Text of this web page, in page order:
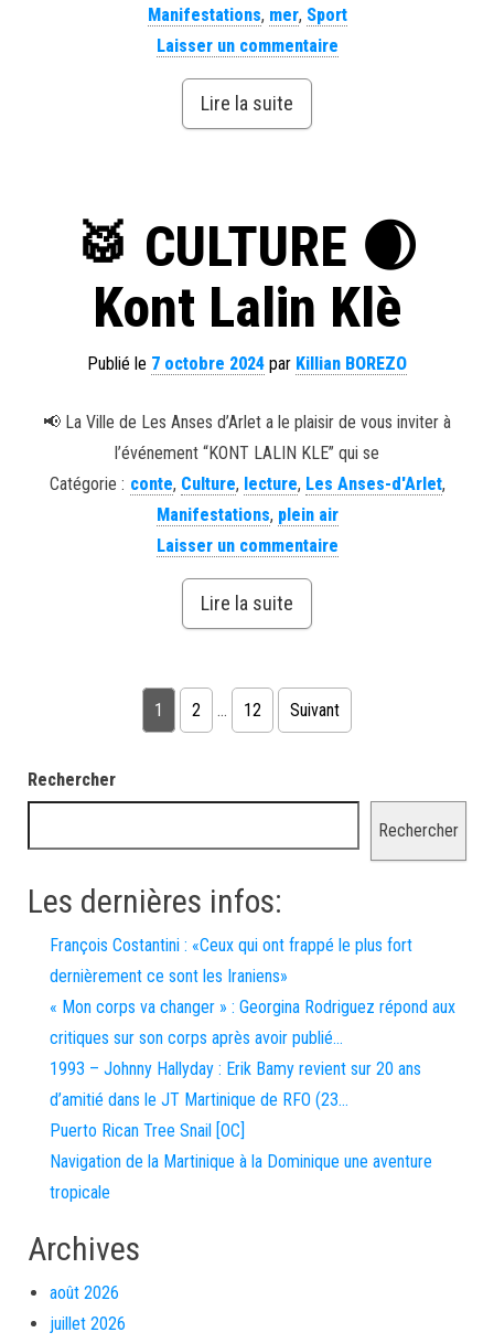
Manifestations, mer, Sport
Laisser un commentaire
Lire la suite
🥁 CULTURE 🌒
Kont Lalin Klè
Publié le 7 octobre 2024 par Killian BOREZO
📢 La Ville de Les Anses d’Arlet a le plaisir de vous inviter à
l’événement “KONT LALIN KLE” qui se
Catégorie : conte, Culture, lecture, Les Anses-d'Arlet,
Manifestations, plein air
Laisser un commentaire
Lire la suite
Pagination des publications
1 2 … 12 Suivant
Rechercher
Rechercher
Les dernières infos:
François Costantini : «Ceux qui ont frappé le plus fort
dernièrement ce sont les Iraniens»
« Mon corps va changer » : Georgina Rodriguez répond aux
critiques sur son corps après avoir publié…
1993 – Johnny Hallyday : Erik Bamy revient sur 20 ans
d’amitié dans le JT Martinique de RFO (23…
Puerto Rican Tree Snail [OC]
Navigation de la Martinique à la Dominique une aventure
tropicale
Archives
août 2026
juillet 2026